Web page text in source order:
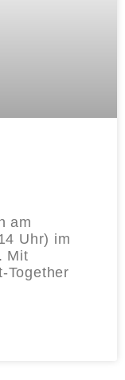
am
Uhr) im
Mit
Together